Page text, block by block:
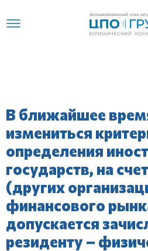
В ближайшее
измениться
определения
государств, на
(других
финансового
допускается
резиденту –